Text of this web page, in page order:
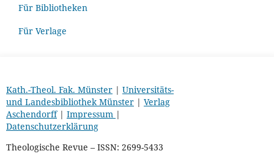
Für Bibliotheken
Für Verlage
Kath.-Theol. Fak. Münster| Universitäts-
und Landesbibliothek Münster| Verlag
Aschendorff| Impressum |
Datenschutzerklärung
Theologische Revue – ISSN: 2699-5433